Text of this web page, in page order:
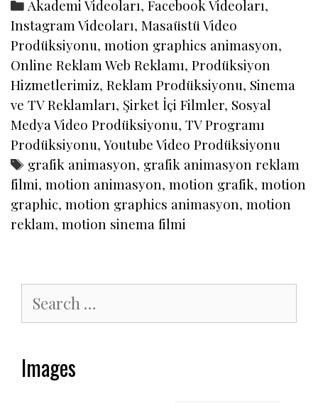
vs
İnfo
Grafik
Animasyon
Categories
Akademi Videoları,Facebook Videoları,
Instagram Videoları, Masaüstü Video
Prodüksiyonu, motion graphics animasyon,
Online Reklam Web Reklamı, Prodüksiyon
Hizmetlerimiz, Reklam Prodüksiyonu, Sinema
ve TV Reklamları, Şirket İçi Filmler, Sosyal
Medya Video Prodüksiyonu, TV Programı
Prodüksiyonu, Youtube Video Prodüksiyonu
Tags
grafik animasyon, grafik animasyon reklam
filmi, motion animasyon, motion grafik, motion
graphic, motion graphics animasyon, motion
reklam, motion sinema filmi
for:
Images